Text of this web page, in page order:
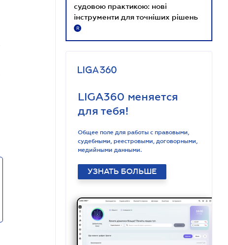
судовою практикою: нові
інструменти для точніших рішень
R
LIGA360 меняется
для тебя!
Общее поле для работы с правовыми,
судебными, реестровыми, договорными,
медийными данными.
УЗНАТЬ БОЛЬШЕ